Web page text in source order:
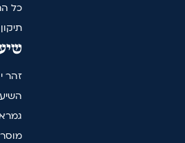
כל
זהר
מוסר